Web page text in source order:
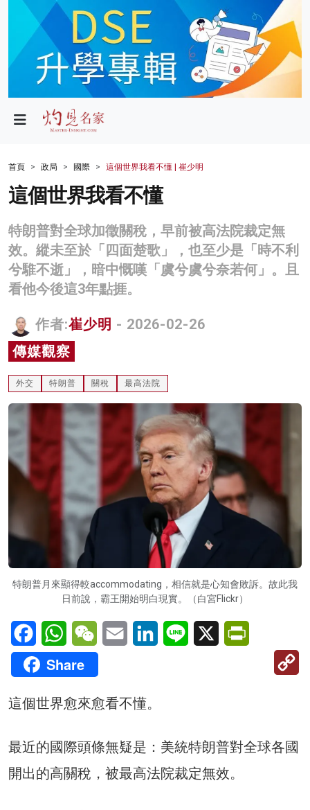
政局
財經
生活
商業
科技
名家榜
灼見活動
關於我們
首頁 政局 國際 這個世界我看不懂 | 崔少明
這個世界我看不懂
特朗普對全球加徵關稅，早前被高法院裁定無
效。縱未至於「四面楚歌」，也至少是「時不利
兮騅不逝」，暗中慨嘆「虞兮虞兮奈若何」。且
看他今後這3年點捱。
作者:崔少明 - 2026-02-26
傳媒觀察
外交 特朗普 關稅 最高法院
特朗普月來顯得較accommodating，相信就是心知會敗訴。故此我
日前說，霸王開始明白現實。（白宮Flickr）
FacebookWhatsAppWeChatEmail LinkedInLine X
Share
這個世界愈來愈看不懂。
最近的國際頭條無疑是：美統特朗普對全球各國
開出的高關稅，被最高法院裁定無效。